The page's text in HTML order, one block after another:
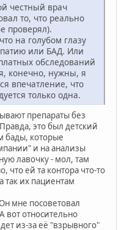
честный врач
то, что реально
проверял).
на голубом глазу
или БАД. Или
обследований
конечно, нужны, я
впечатление, что
только одна.
препараты без
это был детский
бады, которые
и на анализы
лавочку - мол, там
что ей та контора что-то
так их пациентам
мне посоветовал
вот относительно
из-за её "взрывного"